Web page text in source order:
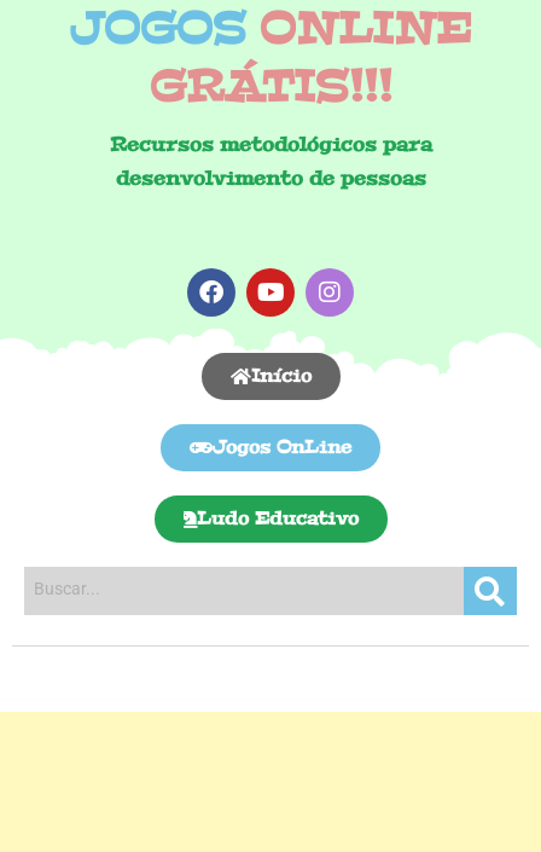
JOGOS ONLINE
GRÁTIS!!!
Recursos metodológicos para
desenvolvimento de pessoas
Início
Jogos OnLine
Ludo Educativo